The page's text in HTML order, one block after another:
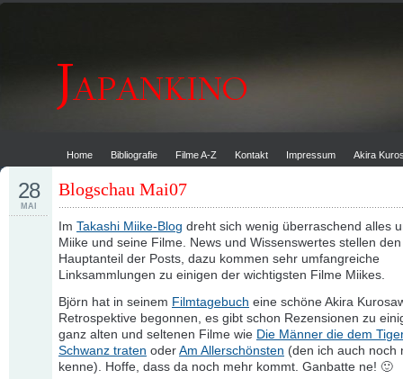
Home Bibliografie Filme A-Z Kontakt Impressum Akira
Blogschau Mai07
28
MAI
Im Takashi Miike-Blog dreht sich wenig überraschend alles
Miike und seine Filme. News und Wissenswertes stellen den
Hauptanteil der Posts, dazu kommen sehr umfangreiche
Linksammlungen zu einigen der wichtigsten Filme Miikes.
Björn hat in seinem Filmtagebuch eine schöne Akira
Retrospektive begonnen, es gibt schon Rezensionen zu
ganz alten und seltenen Filme wie Die Männer die dem
Schwanz traten oder Am Allerschönsten (den ich auch noch
kenne). Hoffe, dass da noch mehr kommt. Ganbatte ne! 🙂